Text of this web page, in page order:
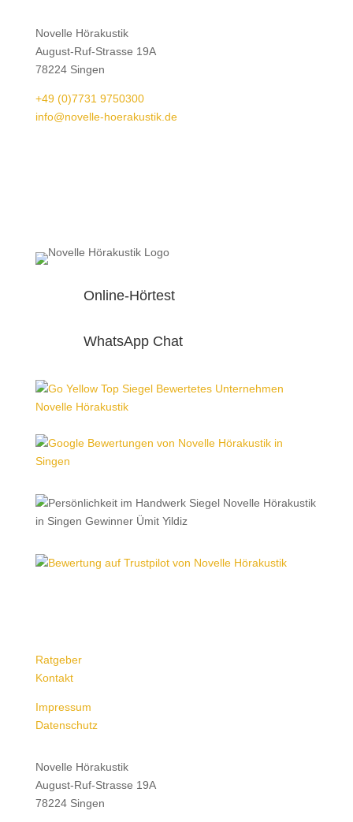
Novelle Hörakustik
August-Ruf-Strasse 19A
78224 Singen
+49 (0)7731 9750300
info@novelle-hoerakustik.de
Online-Hörtest
WhatsApp Chat
Ratgeber
Kontakt
Impressum
Datenschutz
Novelle Hörakustik
August-Ruf-Strasse 19A
78224 Singen